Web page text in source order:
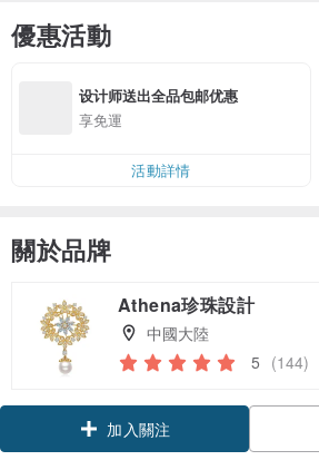
優惠活動
设计师送出全品包邮优惠
享免運
活動詳情
關於品牌
Athena珍珠設計
中國大陸
5 (144)
加入關注